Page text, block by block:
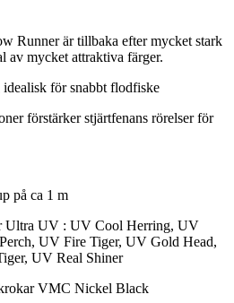
Runner är tillbaka efter mycket stark
av mycket attraktiva färger.
för snabbt flodfiske
förstärker stjärtfenans rörelser för
på ca 1 m
Ultra UV : UV Cool Herring, UV
UV Fire Tiger, UV Gold Head,
UV Real Shiner
VMC Nickel Black